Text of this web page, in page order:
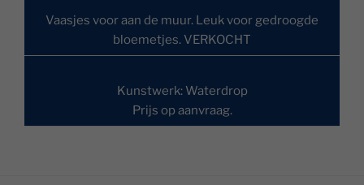
Vaasjes voor aan de muur. Leuk voor gedroogde
bloemetjes. VERKOCHT
Kunstwerk: Waterdrop
Prijs op aanvraag.